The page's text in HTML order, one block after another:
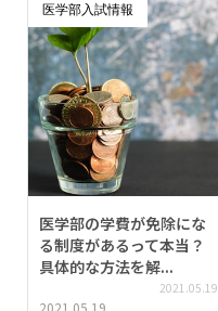
医学部入試情報
医学部の学費が免除にな
る制度があるって本当？
具体的な方法を解...
2021.05.19
2021.05.19